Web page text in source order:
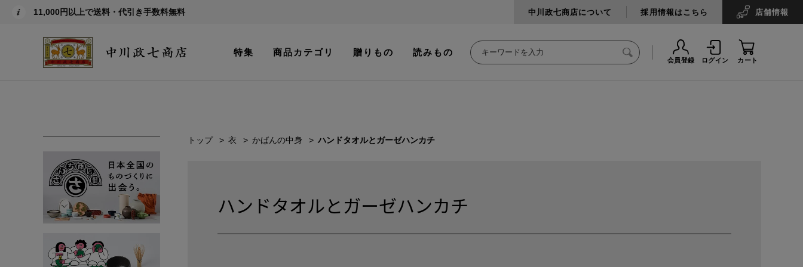
11,000円以上で送料・代引き手数料無料 中川政七商店について 採用情報はこちら 店舗情報
特集 商品カテゴリ 贈りもの 読みもの
会員登録 ログイン カート
トップ 衣 かばんの中身 ハンドタオルとガーゼハンカチ
ハンドタオルとガーゼハンカチ